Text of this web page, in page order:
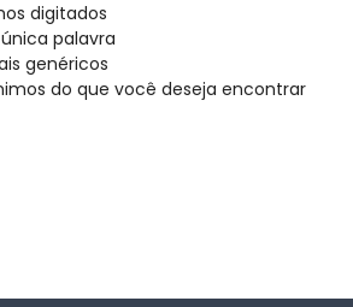
digitados
palavra
genéricos
do que você deseja encontrar